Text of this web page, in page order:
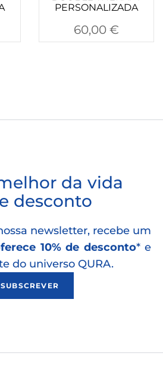
PERSONALIZADA
60,00 €
da vida
desconto
newsletter, recebe um
10% de desconto* e
do universo QURA.
SUBSCREVER